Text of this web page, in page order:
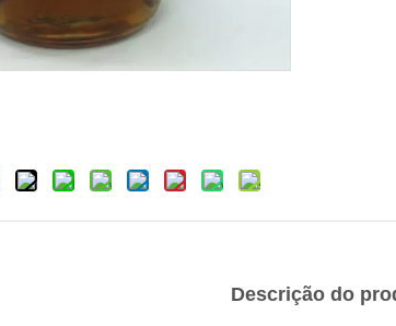
Descrição do